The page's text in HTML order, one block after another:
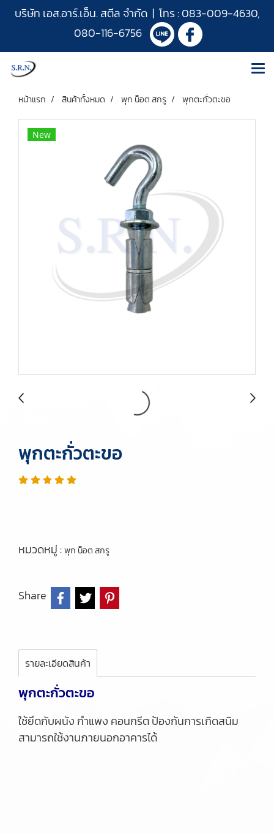
บริษัท เอส.อาร์.เอ็น. สตีล จำกัด | โทร :083-009-4630,
080-116-6756
หน้าแรก สินค้าทั้งหมด พุก น็อต สกรู พุกตะกั่วตะขอ
New
พุกตะกั่วตะขอ
หมวดหมู่ :พุก น็อต สกรู
Share
รายละเอียดสินค้า
พุกตะกั่วตะขอ
ใช้ยึดกับผนัง กำแพง คอนกรีต ป้องกันการเกิดสนิม
สามารถใช้งานภายนอกอาคารได้